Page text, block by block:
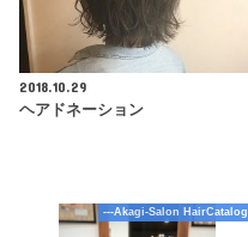
2018.10.29
ヘアドネーション
---Akagi-Salon HairCatalog